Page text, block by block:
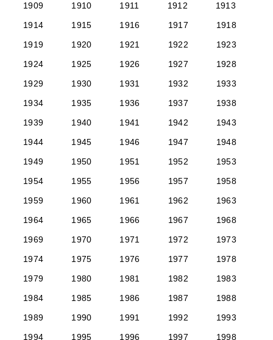
1909
1910 1911 1912
1913
1914
1915 1916 1917
1918
1919
1920 1921 1922
1923
1924
1925 1926 1927
1928
1929
1930 1931 1932
1933
1934
1935 1936 1937
1938
1939
1940 1941 1942
1943
1944
1945 1946 1947
1948
1949
1950 1951 1952
1953
1954
1955 1956 1957
1958
1959
1960 1961 1962
1963
1964
1965 1966 1967
1968
1969
1970 1971 1972
1973
1974
1975 1976 1977
1978
1979
1980 1981 1982
1983
1984
1985 1986 1987
1988
1989
1990 1991 1992
1993
1994
1995 1996 1997 1998